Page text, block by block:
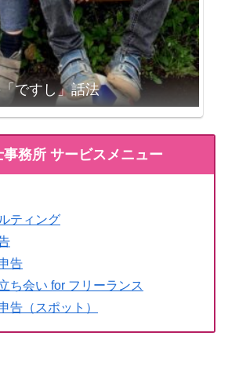
ですし」話法
務所 サービスメニュー
ティング
告
ち会い for フリーランス
告（スポット）